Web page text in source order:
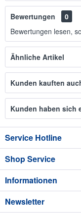
Bewertungen
0
Bewertungen lesen,
Ähnliche Artikel
Kunden kauften
Kunden haben sich
Service Hotline
Shop Service
Informationen
Newsletter